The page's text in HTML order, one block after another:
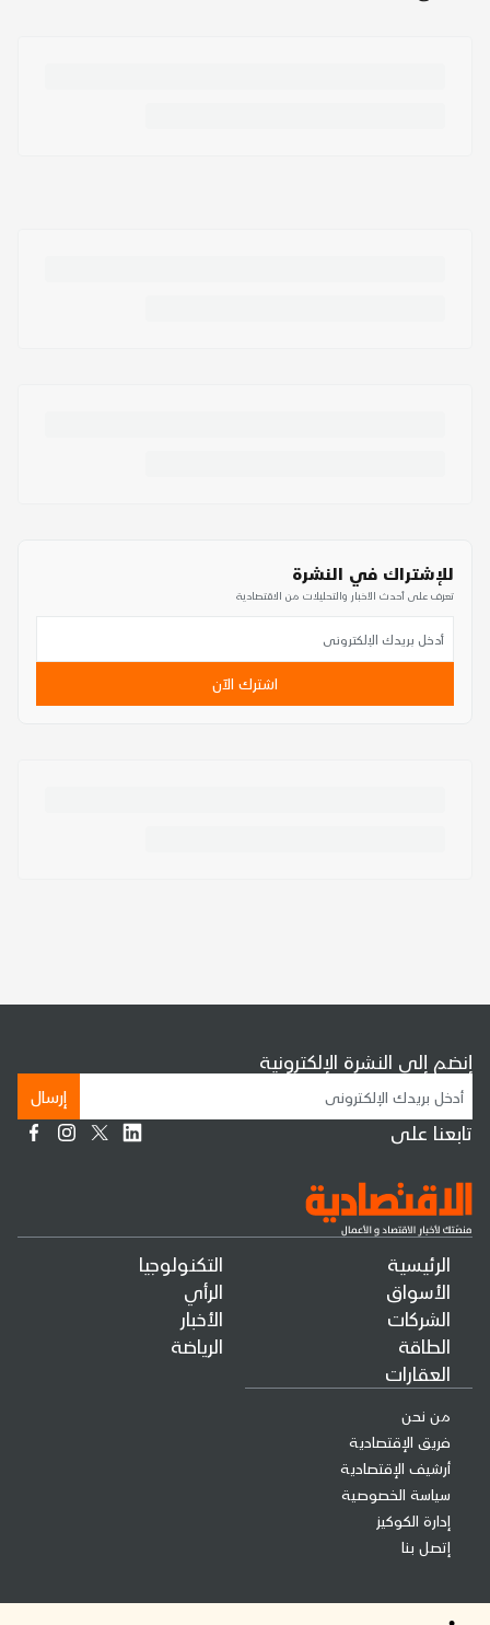
للإشتراك في النشرة
تعرف على أحدث الأخبار والتحليلات من الاقتصادية
اشترك الآن
الرئيسية
الأسواق
الشركات
الطاقة
العقارات
التكنولوجيا
الرأي
الأخبار
الرياضة
من نحن
فريق الإقتصادية
أرشيف الإقتصادية
سياسة الخصوصية
إدارة الكوكيز
إتصل بنا
إنضم إلى النشرة الإلكترونية
إرسال
تابعنا على